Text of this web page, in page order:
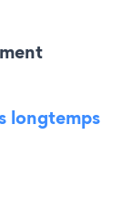
longtemps